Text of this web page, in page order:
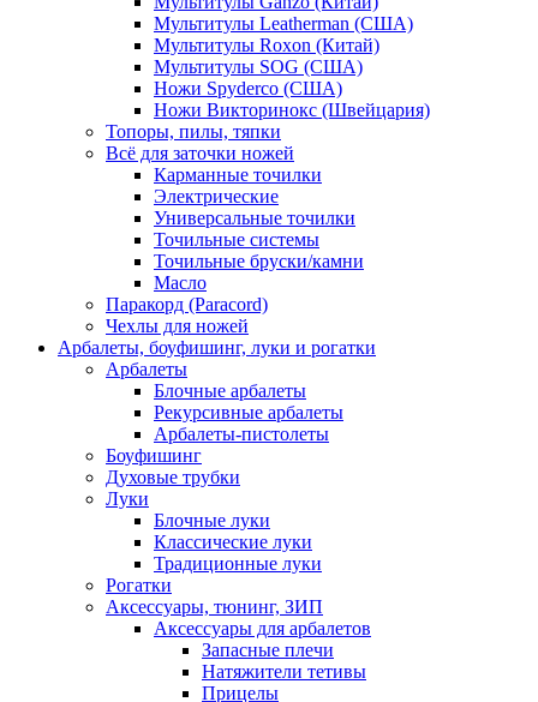
Мультитулы Leatherman (США)
Мультитулы Roxon (Китай)
Мультитулы SOG (США)
Ножи Spyderco (США)
Ножи Викторинокс (Швейцария)
Топоры, пилы, тяпки
Всё для заточки ножей
Карманные точилки
Электрические
Универсальные точилки
Точильные системы
Точильные бруски/камни
Масло
Паракорд (Paracord)
Чехлы для ножей
Арбалеты, боуфишинг, луки и рогатки
Арбалеты
Блочные арбалеты
Рекурсивные арбалеты
Арбалеты-пистолеты
Боуфишинг
Духовые трубки
Луки
Блочные луки
Классические луки
Традиционные луки
Рогатки
Аксессуары, тюнинг, ЗИП
Аксессуары для арбалетов
Запасные плечи
Натяжители тетивы
Прицелы